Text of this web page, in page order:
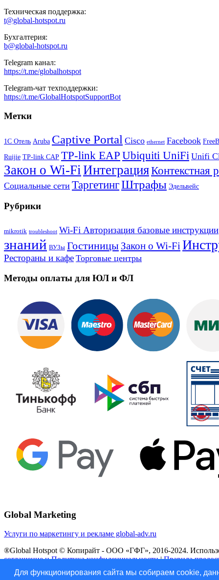
Для функционирования сайта мы собираем cookie,
Техническая поддержка:
t@global-hotspot.ru
Бухгалтерия:
b@global-hotspot.ru
Telegram канал:
https://t.me/globalhotspot
Telegram-чат техподдержки:
https://t.me/GlobalHotspotSupportBot
Метки
1С Отель Aruba Captive Portal Cisco ethernet Facebook
Ruijie TP-link CAP TP-link EAP Ubiquiti UniFi Unifi
Закон о Wi-Fi ИнтеграцияКонтекстная
Социальные сети ТаргетингШтрафы Эдельвейс
Рубрики
mikrotik troubleshoot Wi-Fi Авторизация базовые инструкции
знаний ВУЗы Гостиницы Закон о Wi-Fi
Рестораны и кафе Торговые центры
Методы оплаты для ЮЛ и ФЛ
Global Marketing
Услуги по маркетингу и рекламе global-adv.ru
®Global Hotspot © Копирайт - ООО «ГФГ», 2016-2024.
соглашение и Политика конфиденциальности|Правила
Vk